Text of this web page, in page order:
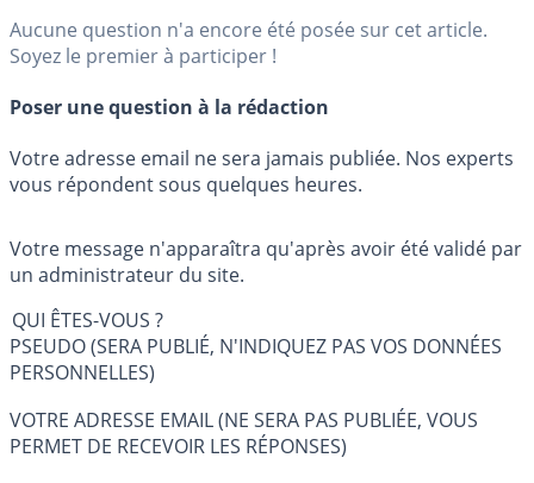
Aucune question n'a encore été posée sur cet article.
Soyez le premier à participer !
Poser une question à la rédaction
Votre adresse email ne sera jamais publiée. Nos experts
vous répondent sous quelques heures.
Votre message n'apparaîtra qu'après avoir été validé par
un administrateur du site.
QUI ÊTES-VOUS ?
PSEUDO (SERA PUBLIÉ, N'INDIQUEZ PAS VOS DONNÉES
PERSONNELLES)
VOTRE ADRESSE EMAIL (NE SERA PAS PUBLIÉE, VOUS
PERMET DE RECEVOIR LES RÉPONSES)